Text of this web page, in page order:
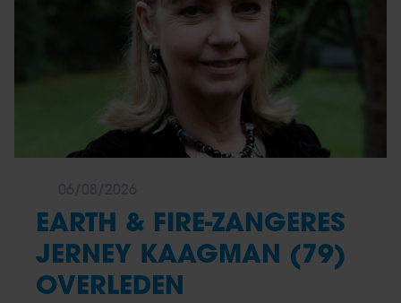
EARTH & FIRE-ZANGERES
JERNEY KAAGMAN (79)
OVERLEDEN